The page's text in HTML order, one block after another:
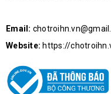
Email:
Website: https://